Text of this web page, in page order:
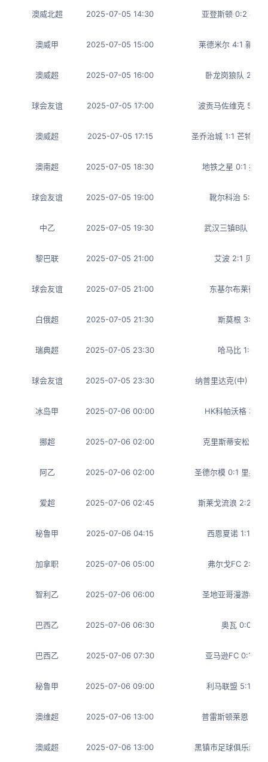
澳威北超 2025-07-05 14:30 亚登斯顿 0:2 布罗
澳威甲 2025-07-05 15:00 莱德米尔 4:1 新南
澳威超 2025-07-05 16:00 卧龙岗狼队 2:1
球会友谊 2025-07-05 17:00 波贡马佐维克 5:0
澳威超 2025-07-05 17:15 圣乔治城 1:1 芒特德
澳南超 2025-07-05 18:30 地铁之星 0:1 托列
球会友谊 2025-07-05 19:00 靴尔科治 5:0 米
中乙 2025-07-05 19:30 武汉三镇B队 2:1
黎巴联 2025-07-05 21:00 艾波 2:1 贝鲁
球会友谊 2025-07-05 21:00 东基尔布莱德
白俄超 2025-07-05 21:30 斯莫根 3:1 高
瑞典超 2025-07-05 23:30 哈马比 1:0 瓦
球会友谊 2025-07-05 23:30 纳普里达克(中) 0:0
冰岛甲 2025-07-06 00:00 HK科帕沃格 3:1
挪超 2025-07-06 02:00 克里斯蒂安松 1:1
阿乙 2025-07-06 02:00 圣德尔模 0:1 里奥夸
爱超 2025-07-06 02:45 斯莱戈流浪 2:2 沙
秘鲁甲 2025-07-06 04:15 西恩夏诺 1:1 水
加拿职 2025-07-06 05:00 弗尔戈FC 2:1 温
智利乙 2025-07-06 06:00 圣地亚哥漫游者
巴西乙 2025-07-06 06:30 奥瓦 0:0 帕
巴西乙 2025-07-06 07:30 亚马逊FC 0:1 巴
秘鲁甲 2025-07-06 09:00 利马联盟 5:1 比
澳维超 2025-07-06 13:00 普雷斯顿莱恩 5:0
澳威超 2025-07-06 13:00 黑镇市足球俱乐部